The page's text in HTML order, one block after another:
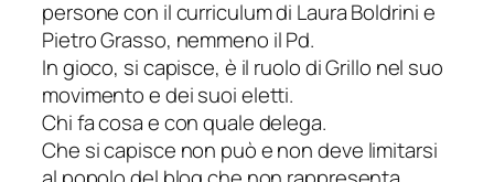
persone con il curriculum di Laura Boldrini e
Pietro Grasso, nemmeno il Pd.
In gioco, si capisce, è il ruolo di Grillo nel suo
movimento e dei suoi eletti.
Chi fa cosa e con quale delega.
Che si capisce non può e non deve limitarsi